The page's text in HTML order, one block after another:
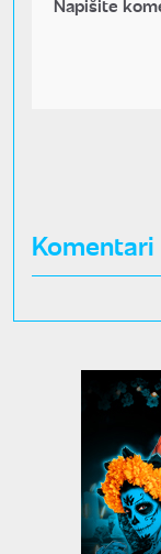
Komentari